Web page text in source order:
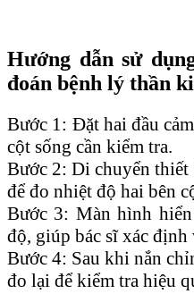
Hướng dẫn sử
đoán bệnh lý thần
Bước 1: Đặt hai đầu
cột sống cần kiểm tra.
Bước 2: Di chuyển
để đo nhiệt độ hai bên
Bước 3: Màn hình
độ, giúp bác sĩ xác định
Bước 4: Sau khi nắn
đo lại để kiểm tra hiệu